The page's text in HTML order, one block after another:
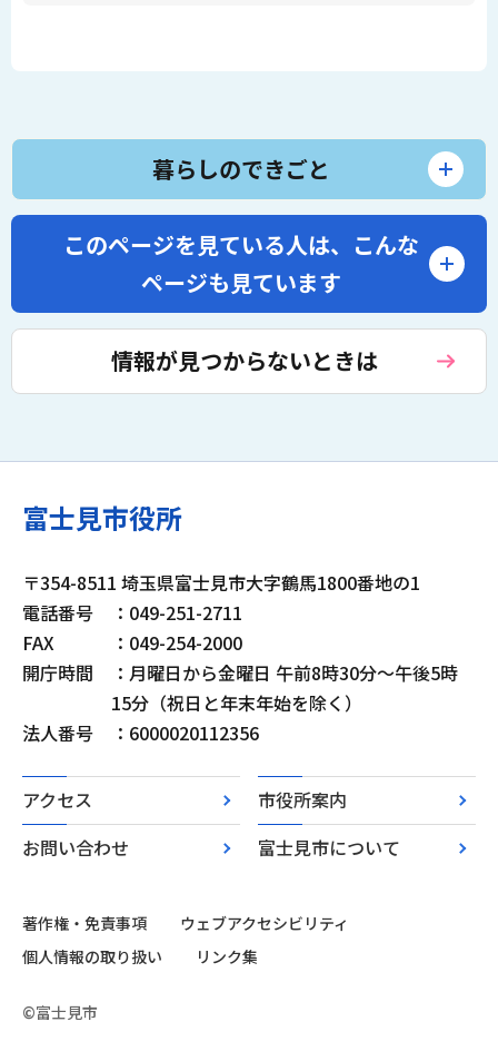
暮らしのできごと
このページを見ている人は、 こんな
ページも見ています
情報が見つからないときは
富士見市役所
〒354-8511 埼玉県富士見市大字鶴馬1800番地の1
電話番号
：049-251-2711
FAX
：049-254-2000
開庁時間
：月曜日から金曜日 午前8時30分～午後5時
15分（祝日と年末年始を除く）
法人番号
：6000020112356
アクセス
市役所案内
お問い合わせ
富士見市について
著作権・免責事項
ウェブアクセシビリティ
個人情報の取り扱い
リンク集
©富士見市